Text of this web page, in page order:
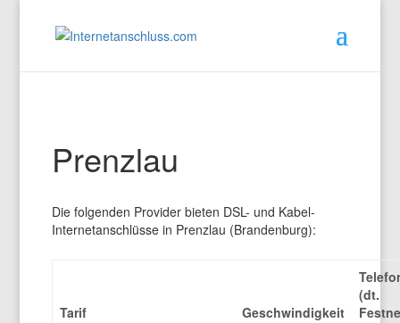
Prenzlau
Die folgenden Provider bieten DSL- und Kabel-
Internetanschlüsse in Prenzlau (Brandenburg):
Tarif Geschwindigkeit
(dt.